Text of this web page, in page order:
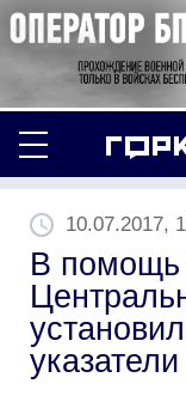
10.07.2017,
В помощь
указатели